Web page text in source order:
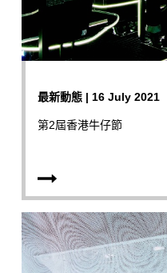
最新動態 | 16 July 2021
第2屆香港牛仔節